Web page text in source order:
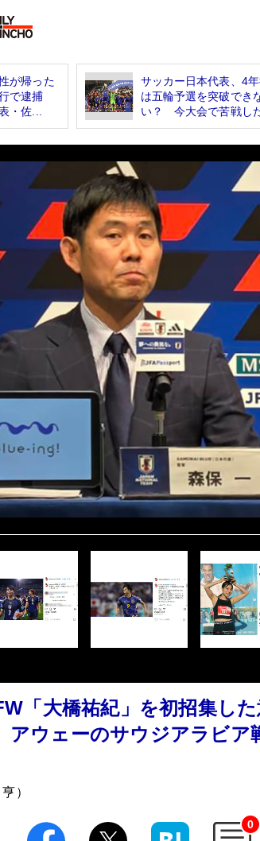
が帰った
で逮捕
・佐...
サッカー日本代表、4
は五輪予選を突破でき
い？ 今大会で苦戦し
「大橋祐紀」を初招集し
アウェーのサウジアラビア
）
0